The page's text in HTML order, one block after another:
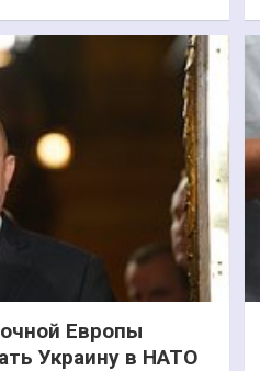
Европы
Украину в НАТО